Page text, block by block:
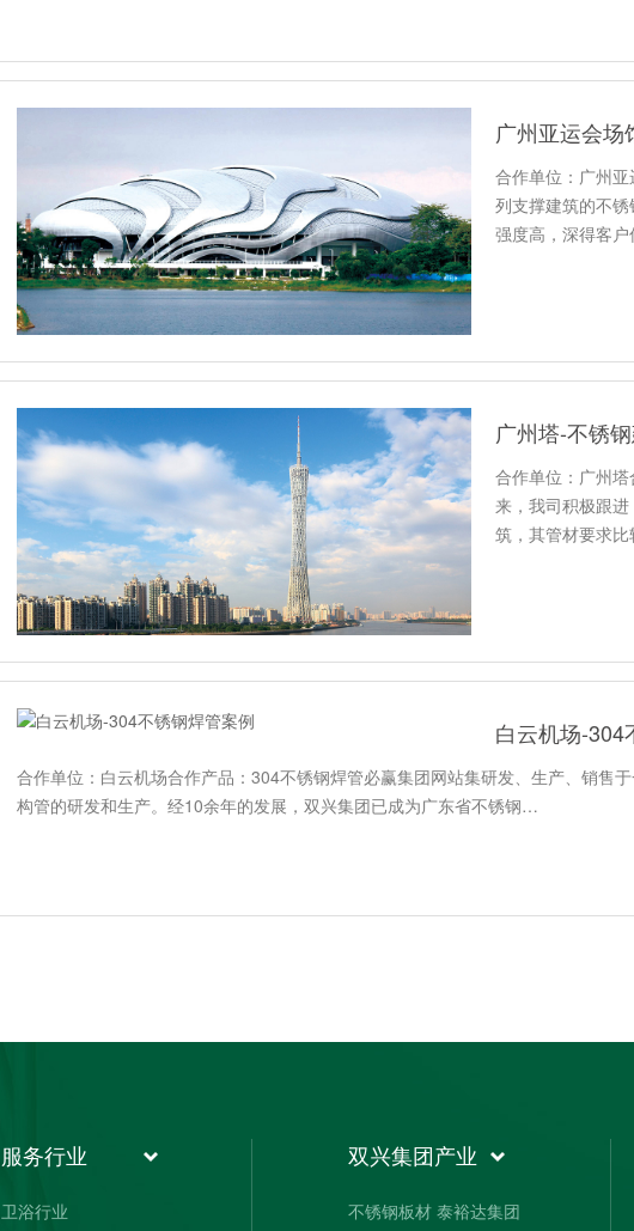
广州亚运会场
合作单位：广州
列支撑建筑的不
强度高，深得客
广州塔-不锈
合作单位：广州
来，我司积极跟
筑，其管材要求
白云机场-304
合作单位：白云机场合作产品：304不锈钢焊管必赢集团网站集研发、生产、销售
构管的研发和生产。经10余年的发展，双兴集团已成为广东省不锈钢…
服务行业
卫浴行业
双兴集团产业
不锈钢板材 泰裕达集团